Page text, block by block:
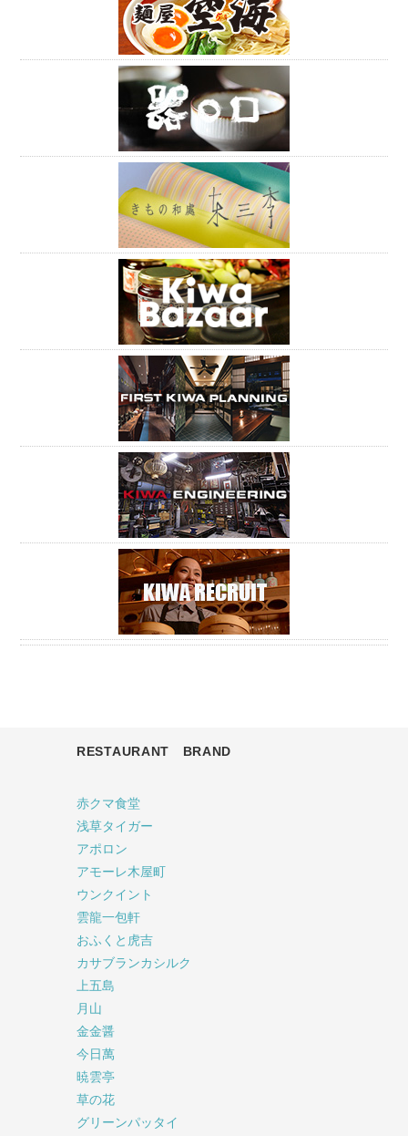
RESTAURANT BRAND
赤クマ食堂
浅草タイガー
アポロン
アモーレ木屋町
ウンクイント
雲龍一包軒
おふくと虎吉
カサブランカシルク
上五島
月山
金金醤
今日萬
暁雲亭
草の花
グリーンパッタイ